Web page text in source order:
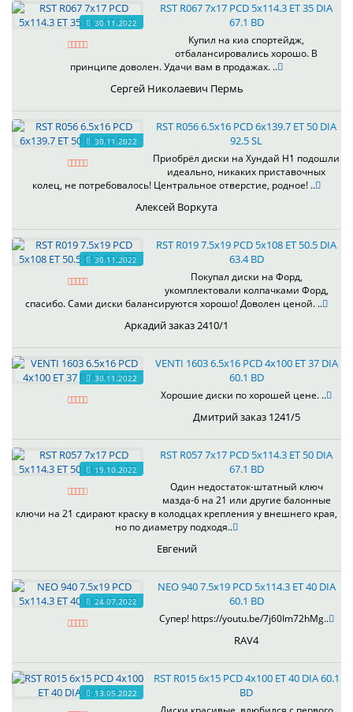
30.11.2022
RST R067 7x17 PCD 5x114.3 ET 35 DIA
67.1 BD
Купил на киа спортейдж,
отбалансировались хорошо. В
принципе доволен. Удачи вам в продажах. ..
Сергей Николаевич Пермь
30.11.2022
RST R056 6.5x16 PCD 6x139.7 ET 50 DIA
92.5 SL
Приобрёл диски на Хундай H1 подошли
идеально, никаких приставочных
колец, не потребовалось! Центральное отверстие, родное! ..
Алексей Воркута
30.11.2022
RST R019 7.5x19 PCD 5x108 ET 50.5 DIA
63.4 BD
Покупал диски на Форд,
укомплектовали колпачками Форд,
спасибо. Сами диски балансируются хорошо! Доволен ценой. ..
Аркадий заказ 2410/1
30.11.2022
VENTI 1603 6.5x16 PCD 4x100 ET 37 DIA
60.1 BD
Хорошие диски по хорошей цене. ..
Дмитрий заказ 1241/5
19.10.2022
RST R057 7x17 PCD 5x114.3 ET 50 DIA
67.1 BD
Один недостаток-штатный ключ
мазда-6 на 21 или другие балонные
ключи на 21 сдирают краску в колодцах крепления у внешнего края,
но по диаметру подходя..
Евгений
24.07.2022
NEO 940 7.5x19 PCD 5x114.3 ET 40 DIA
60.1 BD
Супер! https://youtu.be/7j60Im72hMg..
RAV4
13.05.2022
RST R015 6x15 PCD 4x100 ET 40 DIA 60.1
BD